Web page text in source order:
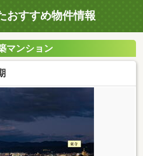
おすすめ物件情報
マンション